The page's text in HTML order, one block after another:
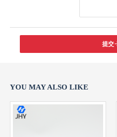
提交
YOU MAY ALSO LIKE